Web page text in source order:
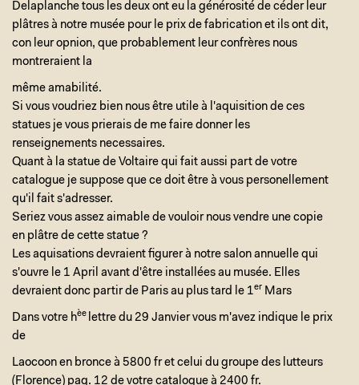
Delaplanche tous les deux ont eu la générosité de céder leur
plâtres à notre musée pour le prix de fabrication et ils ont dit,
con leur opnion, que probablement leur confrères nous
montreraient la
même amabilité.
Si vous voudriez bien nous être utile à l'aquisition de ces
statues je vous prierais de me faire donner les
renseignements necessaires.
Quant à la statue de Voltaire qui fait aussi part de votre
catalogue je suppose que ce doit être à vous personellement
qu'il fait s'adresser.
Seriez vous assez aimable de vouloir nous vendre une copie
en plâtre de cette statue ?
Les aquisations devraient figurer à notre salon annuelle qui
s'ouvre le 1 April avant d'être installées au musée. Elles
devraient donc partir de Paris au plus tard le 1er Mars
Dans votre hèe lettre du 29 Janvier vous m'avez indique le prix
de
Laocoon en bronce à 5800 fr et celui du groupe des lutteurs
(Florence) pag. 12 de votre catalogue à 2400 fr.